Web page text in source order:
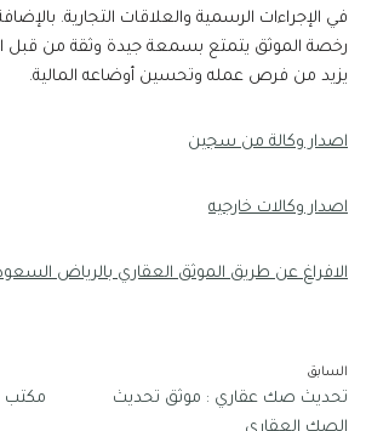
في الإجراءات الرسمية والعلاقات التجارية.
رخصة الموثق يتمتع بسمعة جيدة وثقة من قبل
يزيد من فرص عمله وتحسين أوضاعه المالية.
اصدار وكالة من سجين
اصدار وكالات خارجيه
الافراغ عن طريق الموثق العقاري بالرياض
السابق
تحديث صك عقاري : موثق تحديث
مكتب